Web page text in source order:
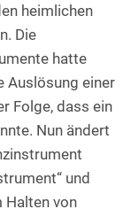
heimlichen
Die
hatte
Auslösung einer
Folge, dass ein
Nun ändert
und
Halten von